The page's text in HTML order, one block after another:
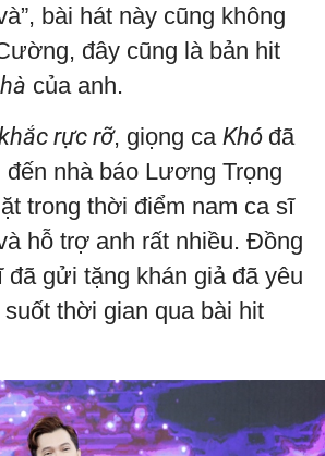
bài hát này cũng không
đây cũng là bản hit
của anh.
rực rỡ, giọng ca Khó đã
nhà báo Lương Trọng
trong thời điểm nam ca sĩ
hỗ trợ anh rất nhiều. Đồng
gửi tặng khán giả đã yêu
thời gian qua bài hit